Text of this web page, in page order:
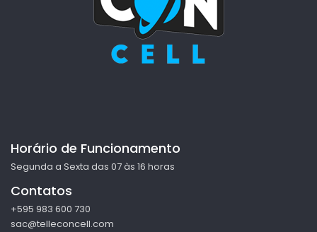
Horário de Funcionamento
Segunda a Sexta das 07 às 16 horas
Contatos
+595 983 600 730
sac@telleconcell.com